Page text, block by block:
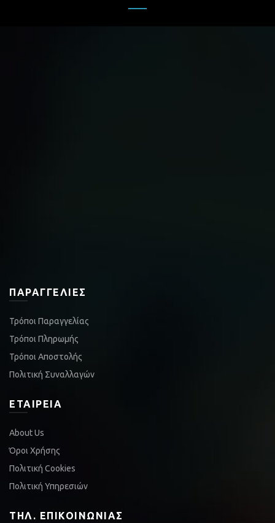
ΠΑΡΑΓΓΕΛΊΕΣ
Τρόποι Παραγγελίας
Τρόποι Πληρωμής
Τρόποι Αποστολής
Πολιτική Συναλλαγών
ΕΤΑΙΡΕΊΑ
About Us
Όροι Χρήσης
Πολιτική Cookies
Πολιτική Υπηρεσιών
ΤΗΛ. ΕΠΙΚΟΙΝΩΝΊΑΣ